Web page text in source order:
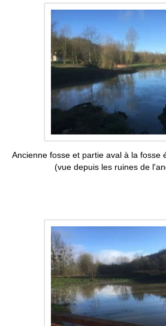
Ancienne fosse et partie aval à la fosse
(vue depuis les ruines de